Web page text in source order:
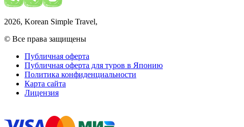
2026, Korean Simple Travel,
© Все права защищены
Публичная оферта
Публичная оферта для туров в Японию
Политика конфиденциальности
Карта сайта
Лицензия